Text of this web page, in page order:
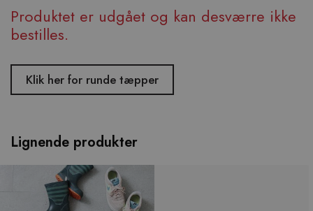
Produktet er udgået og kan desværre ikke
bestilles.
Klik her for runde tæpper
Lignende produkter